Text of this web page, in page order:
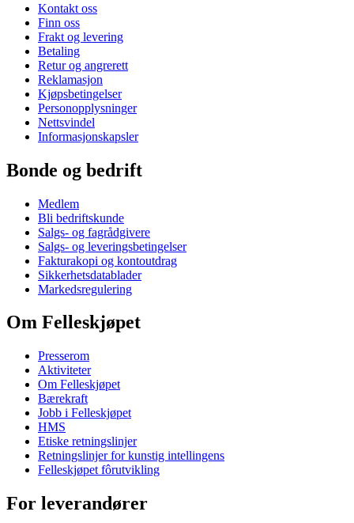
Kontakt oss
Finn oss
Frakt og levering
Betaling
Retur og angrerett
Reklamasjon
Kjøpsbetingelser
Personopplysninger
Nettsvindel
Informasjonskapsler
Bonde og bedrift
Medlem
Bli bedriftskunde
Salgs- og fagrådgivere
Salgs- og leveringsbetingelser
Fakturakopi og kontoutdrag
Sikkerhetsdatablader
Markedsregulering
Om Felleskjøpet
Presserom
Aktiviteter
Om Felleskjøpet
Bærekraft
Jobb i Felleskjøpet
HMS
Etiske retningslinjer
Retningslinjer for kunstig intellingens
Felleskjøpet fôrutvikling
For leverandører